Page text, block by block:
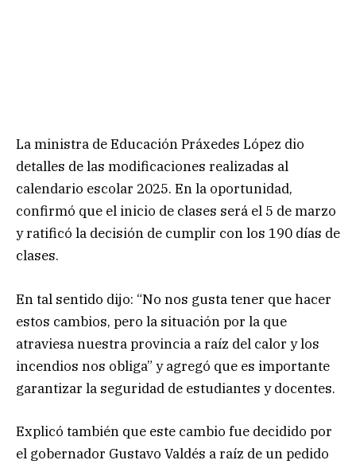
La ministra de Educación Práxedes López dio
detalles de las modificaciones realizadas al
calendario escolar 2025. En la oportunidad,
confirmó que el inicio de clases será el 5 de marzo
y ratificó la decisión de cumplir con los 190 días de
clases.
En tal sentido dijo: “No nos gusta tener que hacer
estos cambios, pero la situación por la que
atraviesa nuestra provincia a raíz del calor y los
incendios nos obliga” y agregó que es importante
garantizar la seguridad de estudiantes y docentes.
Explicó también que este cambio fue decidido por
el gobernador Gustavo Valdés a raíz de un pedido